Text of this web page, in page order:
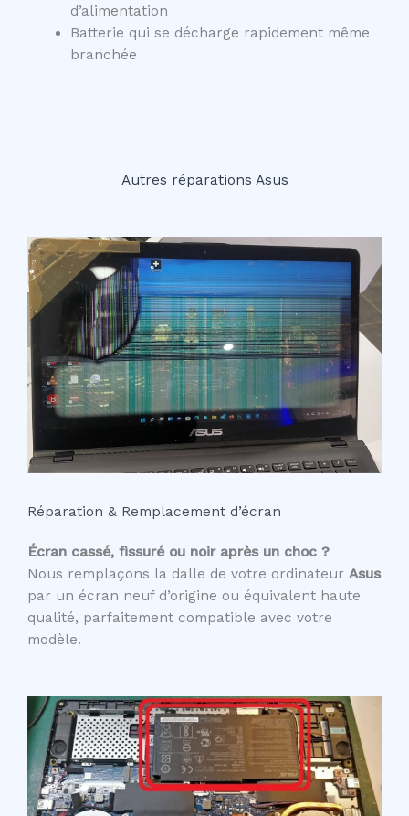
d’alimentation
Batterie qui se décharge rapidement même
branchée
Autres réparations Asus
Réparation & Remplacement d’écran
Écran cassé, fissuré ou noir après un choc ?
Nous remplaçons la dalle de votre ordinateur Asus
par un écran neuf d’origine ou équivalent haute
qualité, parfaitement compatible avec votre
modèle.